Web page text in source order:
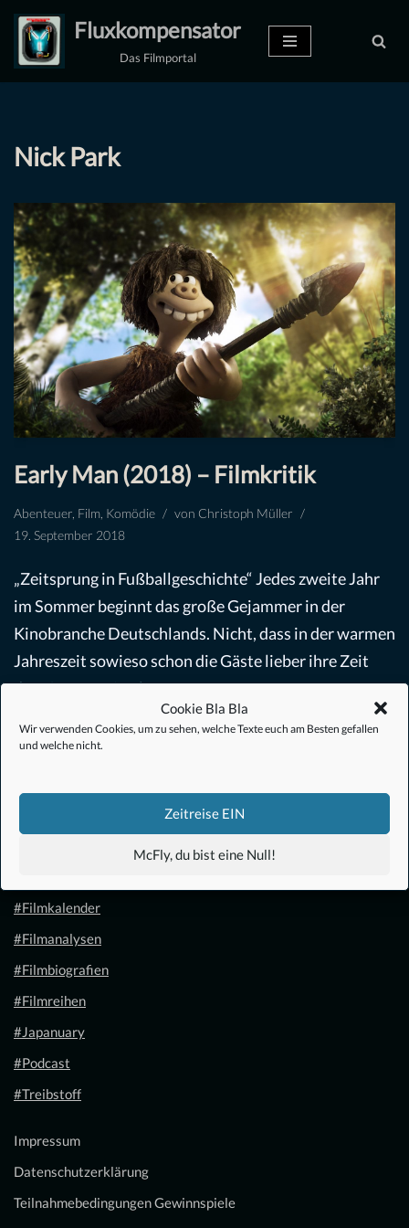
Cookie Bla Bla
Wir verwenden Cookies, um zu sehen, welche Texte euch am Besten gefallen
und welche nicht.
Zeitreise EIN
McFly, du bist eine Null!
Zum
Inhalt
Fluxkompensator
Das Filmportal
Nick Park
Early Man (2018) – Filmkritik
Abenteuer, Film, Komödie von Christoph Müller
19. September 2018
„Zeitsprung in Fußballgeschichte“ Jedes zweite Jahr
im Sommer beginnt das große Gejammer in der
Kinobranche Deutschlands. Nicht, dass in der warmen
Jahreszeit sowieso schon die Gäste lieber ihre Zeit
draußen…Weiterlesen »
#Filmkalender
#Filmanalysen
#Filmbiografien
#Filmreihen
#Japanuary
#Podcast
#Treibstoff
Impressum
Datenschutzerklärung
Teilnahmebedingungen Gewinnspiele